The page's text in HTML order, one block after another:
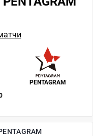
PENTAGRAM